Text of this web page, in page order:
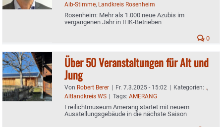
Aib-Stimme, Landkreis Rosenheim
Rosenheim: Mehr als 1.000 neue Azubis im
vergangenen Jahr in IHK-Betrieben
0
Über 50 Veranstaltungen für Alt und
Jung
Von Robert Berer | Fr. 7.3.2025 - 15:02 | Kategorien: .,
Altlandkreis WS | Tags: AMERANG
Freilichtmuseum Amerang startet mit neuem
Ausstellungsgebäude in die nächste Saison